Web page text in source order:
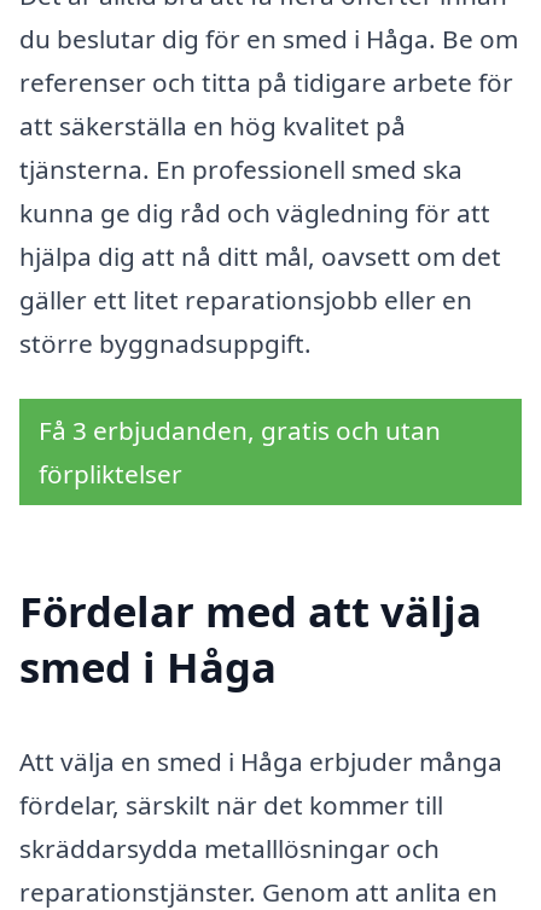
du beslutar dig för en smed i Håga. Be om
referenser och titta på tidigare arbete för
att säkerställa en hög kvalitet på
tjänsterna. En professionell smed ska
kunna ge dig råd och vägledning för att
hjälpa dig att nå ditt mål, oavsett om det
gäller ett litet reparationsjobb eller en
större byggnadsuppgift.
Få 3 erbjudanden, gratis och utan
förpliktelser
Fördelar med att välja
smed i Håga
Att välja en smed i Håga erbjuder många
fördelar, särskilt när det kommer till
skräddarsydda metalllösningar och
reparationstjänster. Genom att anlita en